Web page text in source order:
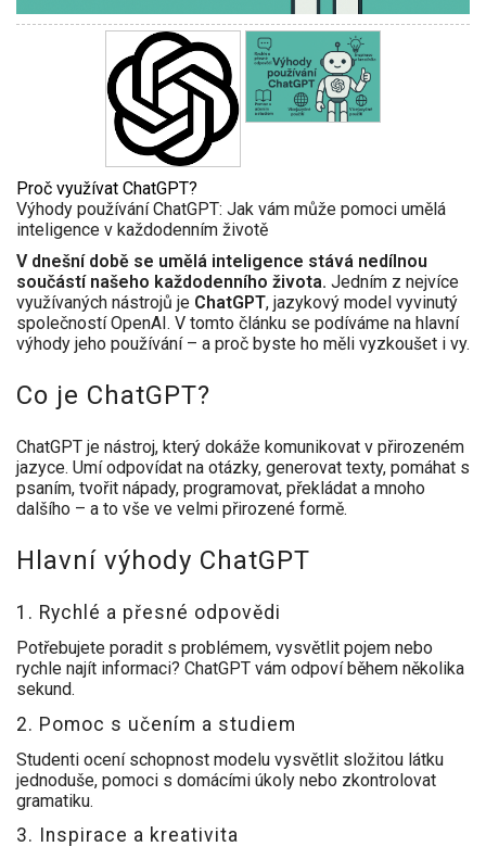
Proč využívat ChatGPT?
Výhody používání ChatGPT: Jak vám může pomoci umělá
inteligence v každodenním životě
V dnešní době se umělá inteligence stává nedílnou
součástí našeho každodenního života. Jedním z nejvíce
využívaných nástrojů je ChatGPT, jazykový model vyvinutý
společností OpenAI. V tomto článku se podíváme na hlavní
výhody jeho používání – a proč byste ho měli vyzkoušet i vy.
Co je ChatGPT?
ChatGPT je nástroj, který dokáže komunikovat v přirozeném
jazyce. Umí odpovídat na otázky, generovat texty, pomáhat s
psaním, tvořit nápady, programovat, překládat a mnoho
dalšího – a to vše ve velmi přirozené formě.
Hlavní výhody ChatGPT
1. Rychlé a přesné odpovědi
Potřebujete poradit s problémem, vysvětlit pojem nebo
rychle najít informaci? ChatGPT vám odpoví během několika
sekund.
2. Pomoc s učením a studiem
Studenti ocení schopnost modelu vysvětlit složitou látku
jednoduše, pomoci s domácími úkoly nebo zkontrolovat
gramatiku.
3. Inspirace a kreativita